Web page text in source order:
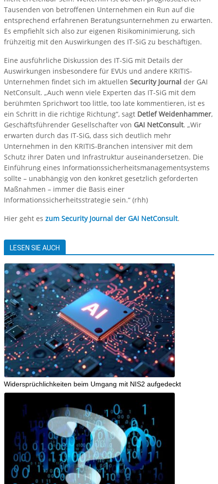
Tausenden von betroffenen Unternehmen ein Run auf die
entsprechend erfahrenen Beratungsunternehmen zu erwarten.
Es empfiehlt sich also zur eigenen Risikominimierung, sich
frühzeitig mit den Auswirkungen des IT-SiG zu beschäftigen.
Eine ausführliche Diskussion des IT-SiG mit Details der
Auswirkungen insbesondere für EVUs und andere KRITIS-
Unternehmen findet sich im aktuellen Security Journal der GAI
NetConsult. „Auch wenn viele Experten das IT-SiG mit dem
berühmten Sprichwort too little, too late kommentieren, ist es
ein Schritt in die richtige Richtung“, sagt Detlef Weidenhammer,
Geschäftsführender Gesellschafter von GAI NetConsult. „Wir
erwarten durch das IT-SiG, dass sich deutlich mehr
Unternehmen in den KRITIS-Branchen intensiver mit dem
Schutz ihrer Daten und Infrastruktur auseinandersetzen. Die
Einführung eines Informationssicherheitsmanagementsystems
sollte – unabhängig von den konkret gesetzlich geforderten
Maßnahmen – immer die Basis einer
Informationssicherheitsstrategie sein.“ (rhh)
Hier geht es zum Security Journal der GAI NetConsult.
LESEN SIE AUCH
Widersprüchlichkeiten beim Umgang mit NIS2 aufgedeckt